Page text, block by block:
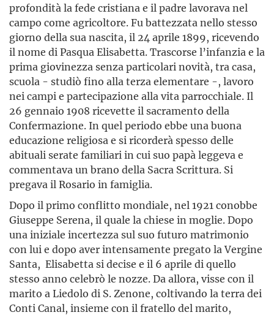
pro­fondità la fede cristiana e il padre lavorava nel
campo come agricol­tore. Fu battezzata nello stesso
giorno della sua nascita, il 24 aprile 1899, ricevendo
il nome di Pasqua Elisabetta. Trascorse l’infanzia e la
prima giovinezza senza particolari novità, tra casa,
scuola - studiò fino alla terza elementare -, lavoro
nei campi e partecipazione alla vita parrocchiale. Il
26 gennaio 1908 ricevette il sacramento della
Confermazione. In quel periodo ebbe una buona
edu­cazione religiosa e si ricorderà spesso delle
abituali serate familiari in cui suo papà legge­va e
commentava un brano della Sacra Scrittura. Si
pregava il Rosa­rio in famiglia.
Dopo il primo conflitto mondiale, nel 1921 conobbe
Giuseppe Serena, il quale la chiese in moglie. Dopo
una iniziale incertezza sul suo futuro matrimonio
con lui e dopo aver intensamente pregato la Vergine
Santa, Elisabetta si deci­se e il 6 aprile di quello
stesso anno celebrò le nozze. Da allora, visse con il
marito a Liedolo di S. Zenone, colti­vando la terra dei
Conti Canal, insieme con il fratello del marito,